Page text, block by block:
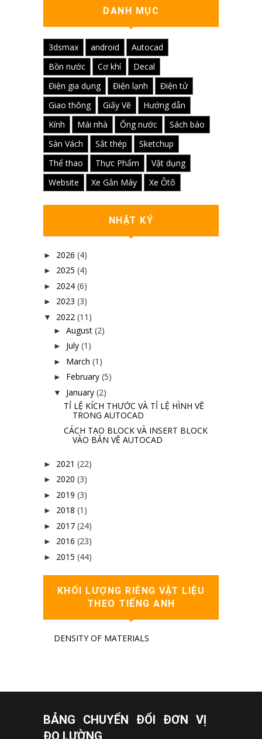
DANH MỤC
3dsmax android
Autocad
Bồn nước
Cơ khí
Decal
Điện gia dụng
Điện lạnh
Điện tử
Giao thông
Giấy Vẽ
Hướng dẫn
Kính
Mái nhà Ống nước
Sách báo
Sàn Vách
Sắt thép
Sketchup
Thể thao
Thực Phẩm
Vật dụng
Website
Xe Gắn Máy Xe Ôtô
NHẬT KÝ
► 2026 (4)
► 2025 (4)
► 2024 (6)
► 2023 (3)
▼ 2022 (11)
► August (2)
► July (1)
► March (1)
► February (5)
▼ January (2)
TỈ LỆ KÍCH THƯỚC VÀ TỈ LỆ HÌNH VẼ
TRONG AUTOCAD
CÁCH TẠO BLOCK VÀ INSERT BLOCK
VÀO BẢN VẼ AUTOCAD
► 2021 (22)
► 2020 (3)
► 2019 (3)
► 2018 (1)
► 2017 (24)
► 2016 (23)
► 2015 (44)
KHỐI LƯỢNG RIÊNG VẬT LIỆU
THEO TIẾNG ANH
DENSITY OF MATERIALS
BẢNG CHUYỂN ĐỔI ĐƠN VỊ
ĐO LƯỜNG